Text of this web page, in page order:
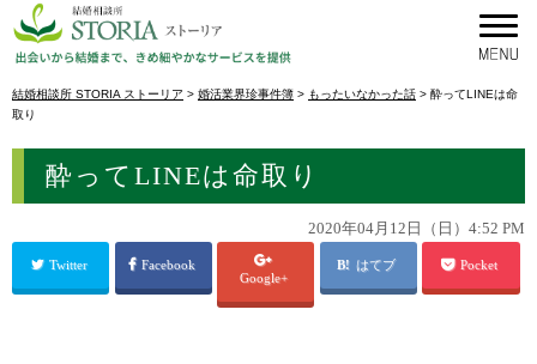
結婚相談所 STORIA ストーリア > 婚活業界珍事件簿 > もったいなかった話 > 酔ってLINEは命
取り
酔ってLINEは命取り
2020年04月12日（日）4:52 PM
Twitter
Facebook
Google+
はてブ Pocket